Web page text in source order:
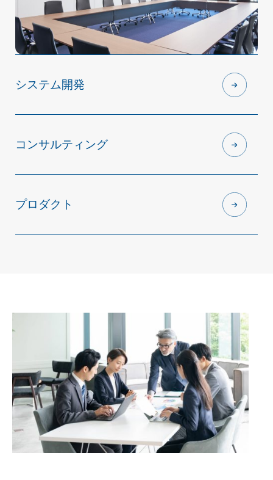
システム開発
コンサルティング
プロダクト